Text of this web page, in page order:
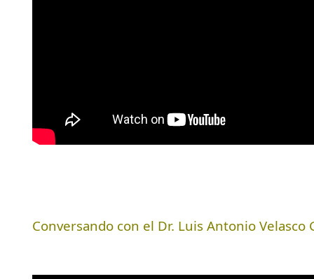
Conversando con el Dr. Luis Antonio Velasco